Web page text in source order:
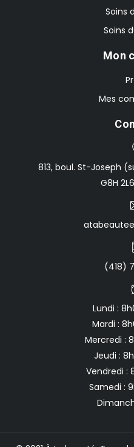
Soins
Soins
Mon
Mes
813, boul. St-Joseph
G8H
(418)
Lundi :
Mardi :
Mercredi :
Jeudi :
Vendredi :
Samedi :